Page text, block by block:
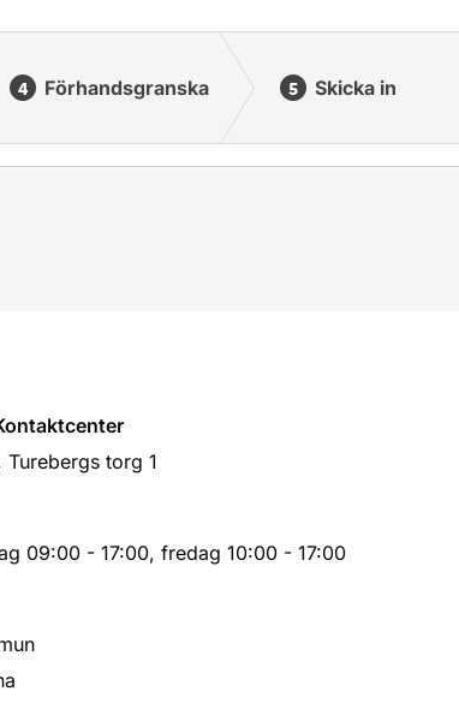
Förhandsgranska Skicka in
Turebergs torg 1
09:00 - 17:00, fredag 10:00 - 17:00